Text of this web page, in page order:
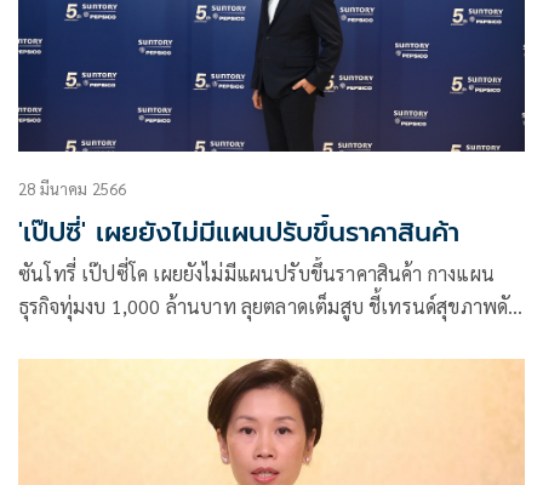
28 มีนาคม 2566
'เป๊ปซี่' เผยยังไม่มีแผนปรับขึ้นราคาสินค้า
ซันโทรี่ เป๊ปซี่โค เผยยังไม่มีแผนปรับขึ้นราคาสินค้า กางแผน
ธุรกิจทุ่มงบ 1,000 ล้านบาท ลุยตลาดเต็มสูบ ชี้เทรนด์สุขภาพดัน